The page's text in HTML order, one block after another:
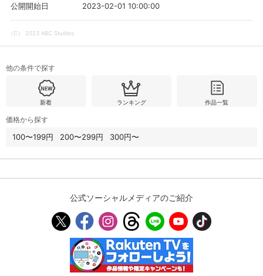
決済方法変更 決済方法の変更が可能です。
購入明細 ４ヵ月分の購入明細の確認が可能です。
Myクーポン
現在獲得済みのお得なクーポンを確認でき
ます。
購入履歴
確認が可能です。こちらから視聴いただく
と便利です。
サイト内の閲覧履歴を確認できます。履歴
の削除も可能です。
サイト内で表示される作品の表示制限が可
能です。5段階の年齢区分から選択できま
す。
公開開始日
2023-02-01 10:00:00
（C） 2023 ABC Studios
他の条件で探す
新着 ランキング 作品一覧
価格から探す
100〜199円 200〜299円 300円〜
公式ソーシャルメディアのご紹介